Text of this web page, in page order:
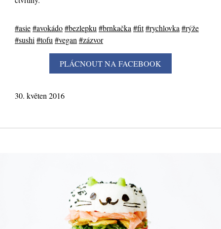
#asie#avokádo#bezlepku #brnkačka #fit#rychlovka #rýže
#sushi #tofu #vegan #zázvor
30. květen 2016